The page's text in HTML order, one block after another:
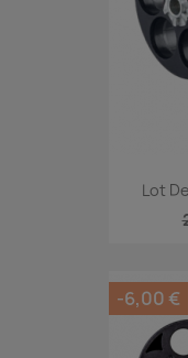
Lot
-6,00 €